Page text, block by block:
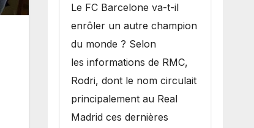
​Le FC Barcelone va-t-il
enrôler un autre champion
du monde ? Selon
les informations de RMC,
Rodri, dont le nom circulait
principalement au Real
Madrid ces dernières